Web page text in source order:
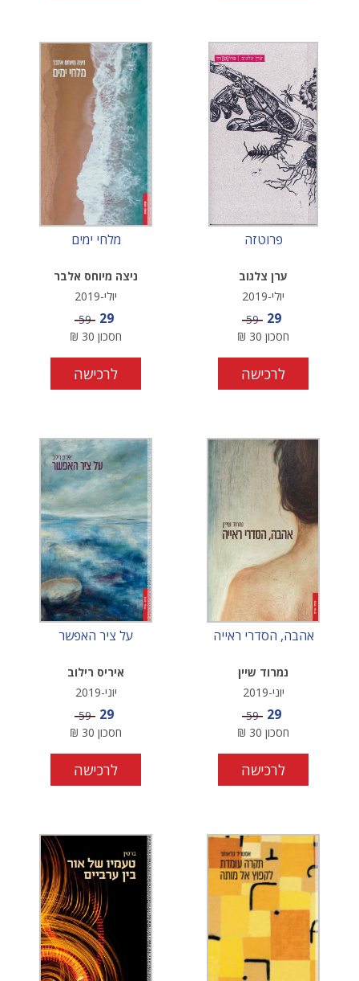
פרוטזה
ערן צלגוב
יולי-2019
מחיר מבצע
29 מחיר
59
חסכון 30
₪
לרכישה
מלחי ימים
ניצה מיוחס אלבר
יולי-2019
מחיר מבצע
29 מחיר
59
חסכון 30
₪
לרכישה
אהבה, הסדרי ראייה
נמרוד שיין
יוני-2019
מחיר מבצע
29 מחיר
59
חסכון 30
₪
לרכישה
על ציר האפשר
איריס רילוב
יוני-2019
מחיר מבצע
29 מחיר
59
חסכון 30
₪
לרכישה